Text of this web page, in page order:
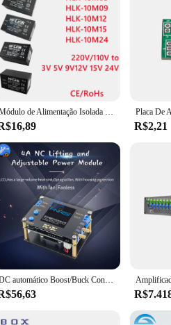
Módulo de Alimentação Isolada Conversor Step Down, CE, ROHS, Hi-Link, 110V, 220V a 3V, 5V, 9V, 12V, 15V, 24V, AC, DC, 10M12, navio livre
R$2,21
DC automático Boost/Buck Converter, CC CV módulo de alimentação, ajustável regulada voltímetro de alimentação, 0.5-30V, 3A, 35W, 4A, 50W